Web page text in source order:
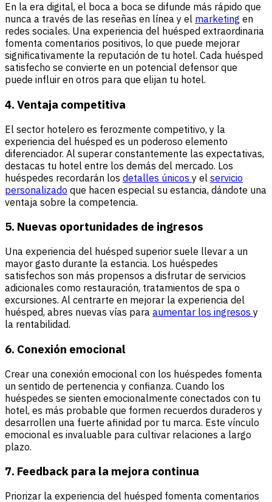
En la era digital, el boca a boca se difunde más rápido que
nunca a través de las reseñas en línea y el marketing en
redes sociales. Una experiencia del huésped extraordinaria
fomenta comentarios positivos, lo que puede mejorar
significativamente la reputación de tu hotel. Cada huésped
satisfecho se convierte en un potencial defensor que
puede influir en otros para que elijan tu hotel.
4. Ventaja competitiva
El sector hotelero es ferozmente competitivo, y la
experiencia del huésped es un poderoso elemento
diferenciador. Al superar constantemente las expectativas,
destacas tu hotel entre los demás del mercado. Los
huéspedes recordarán los detalles únicos y el servicio
personalizado que hacen especial su estancia, dándote una
ventaja sobre la competencia.
5. Nuevas oportunidades de ingresos
Una experiencia del huésped superior suele llevar a un
mayor gasto durante la estancia. Los huéspedes
satisfechos son más propensos a disfrutar de servicios
adicionales como restauración, tratamientos de spa o
excursiones. Al centrarte en mejorar la experiencia del
huésped, abres nuevas vías para aumentar los ingresos y
la rentabilidad.
6. Conexión emocional
Crear una conexión emocional con los huéspedes fomenta
un sentido de pertenencia y confianza. Cuando los
huéspedes se sienten emocionalmente conectados con tu
hotel, es más probable que formen recuerdos duraderos y
desarrollen una fuerte afinidad por tu marca. Este vínculo
emocional es invaluable para cultivar relaciones a largo
plazo.
7. Feedback para la mejora continua
Priorizar la experiencia del huésped fomenta comentarios